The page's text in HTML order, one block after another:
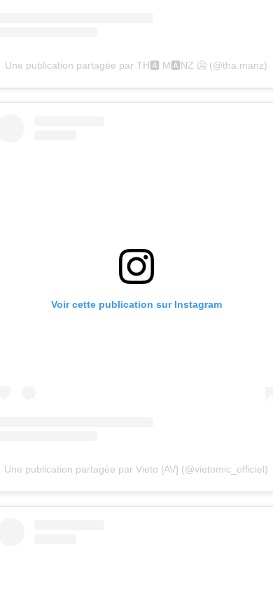
Une publication partagée par TH🅰️ M🅰️NZ 🥶 (@tha.manz)
Voir cette publication sur Instagram
Une publication partagée par Vieto [AV] (@vietomic_officiel)